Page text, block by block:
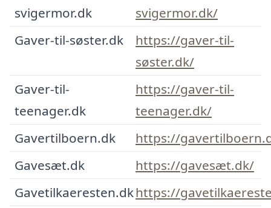
svigermor.dk
svigermor.dk/
Gaver-til-søster.dk
https://gaver-til-
søster.dk/
Gaver-til-
teenager.dk
https://gaver-til-
teenager.dk/
Gavertilboern.dk
https://
Gavesæt.dk
https://gavesæt.dk/
Gavetilkaeresten.dkhttps://